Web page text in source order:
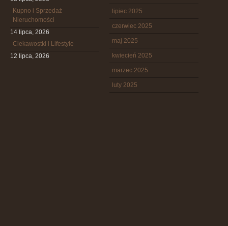
Kupno i Sprzedaż
Nieruchomości
14 lipca, 2026
Ciekawostki i Lifestyle
12 lipca, 2026
lipiec 2025
czerwiec 2025
maj 2025
kwiecień 2025
marzec 2025
luty 2025